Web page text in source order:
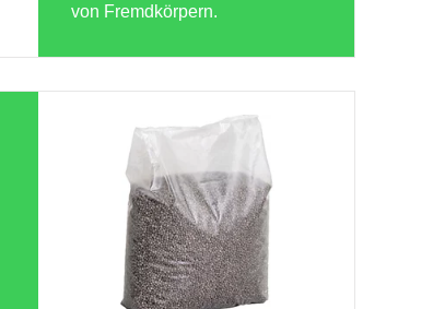
von Fremdkörpern.